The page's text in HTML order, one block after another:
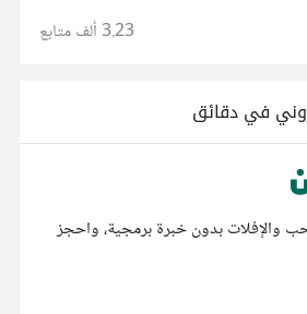
3.23 ألف متابع
في دقائق
والإفلات بدون خبرة برمجية، واحجز